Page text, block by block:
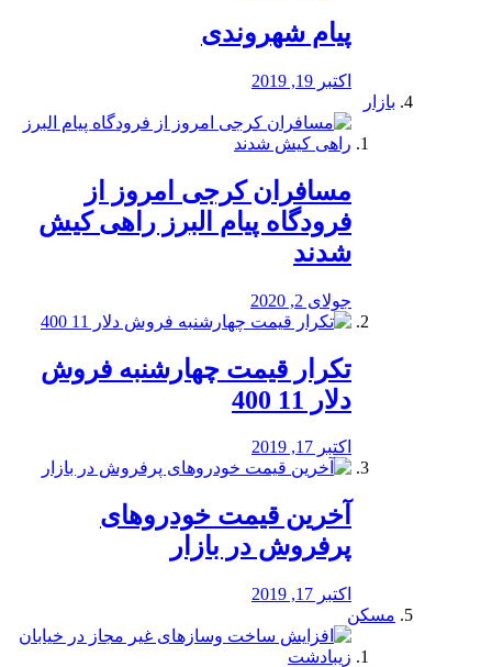
پیام شهروندی
اکتبر 19, 2019
بازار
مسافران کرجی امروز از
فرودگاه پیام البرز راهی کیش
شدند
جولای 2, 2020
تکرار قیمت چهارشنبه فروش
دلار 11 400
اکتبر 17, 2019
آخرین قیمت خودرو‌های
پرفروش در بازار
اکتبر 17, 2019
مسکن